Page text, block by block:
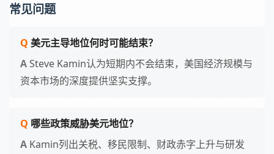
常见问题
美元主导地位何时可能结束？
Steve Kamin认为短期内不会结束，美国经济规模与
资本市场的深度提供坚实支撑。
哪些政策威胁美元地位？
Kamin列出关税、移民限制、财政赤字上升与研发